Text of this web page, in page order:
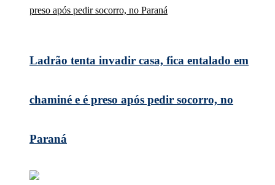
Ladrão tenta invadir casa, fica entalado em
chaminé e é preso após pedir socorro, no
Paraná